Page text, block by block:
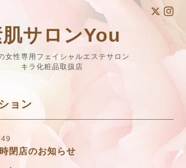
サロンYou
女性専用フェイシャルエステサロン
キラ化粧品取扱店
ョン
閉店のお知らせ